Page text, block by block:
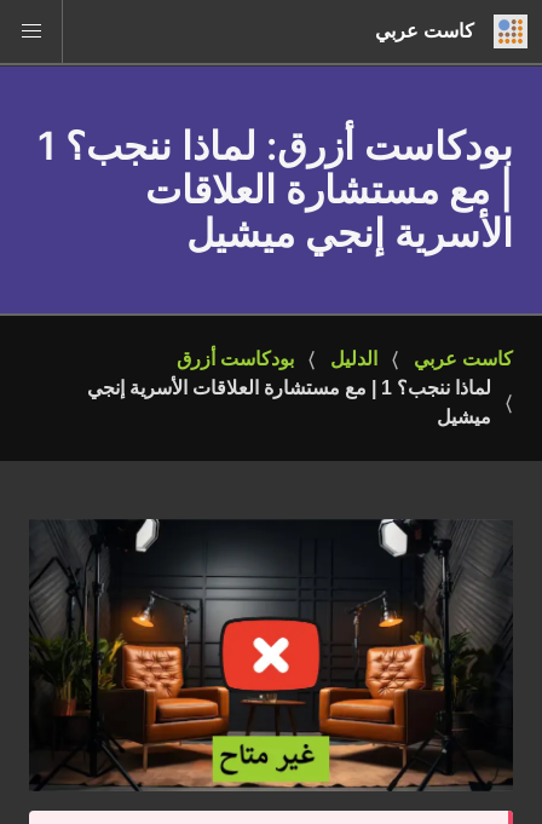
كاست عربي
بودكاست أزرق
: لماذا ننجب؟ 1
| مع مستشارة العلاقات
الأسرية إنجي ميشيل
كاست عربي الدليل
بودكاست أزرق
لماذا ننجب؟ 1 | مع مستشارة العلاقات الأسرية إنجي
ميشيل